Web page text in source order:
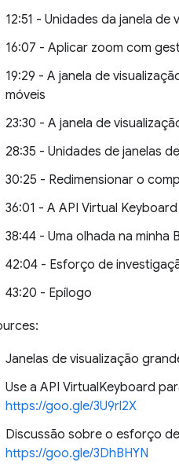
12:51 - Unidades da janela de
16:07 - Aplicar zoom com
19:29 - A janela de
móveis
23:30 - A janela de
28:35 - Unidades de janelas
30:25 - Redimensionar o
36:01 - A API Virtual Keyboard
38:44 - Uma olhada na minha
42:04 - Esforço de
43:20 - Epílogo
Janelas de visualização
Use a API VirtualKeyboard
https://goo.gle/3U9rl2X
Discussão sobre o esforço
https://goo.gle/3DhBHYN